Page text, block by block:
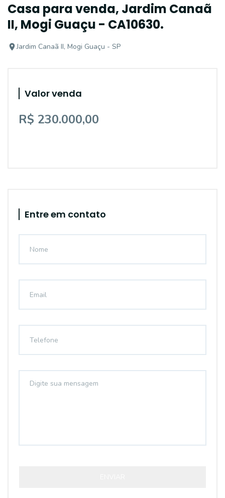
Casa para venda, Jardim Canaã
II, Mogi Guaçu - CA10630.
Jardim Canaã II, Mogi Guaçu - SP
Valor venda
R$ 230.000,00
Entre em contato